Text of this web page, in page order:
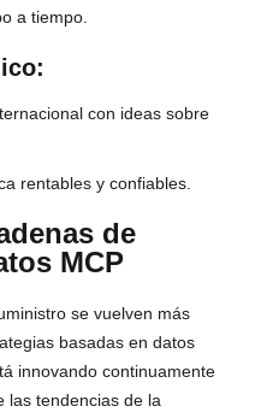
a tiempo.
con ideas sobre
rentables y confiables.
de
MCP
se vuelven más
basadas en datos
innovando continuamente
las tendencias de la